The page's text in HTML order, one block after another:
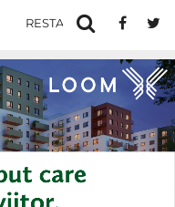
RESTAURANTE IN IASI